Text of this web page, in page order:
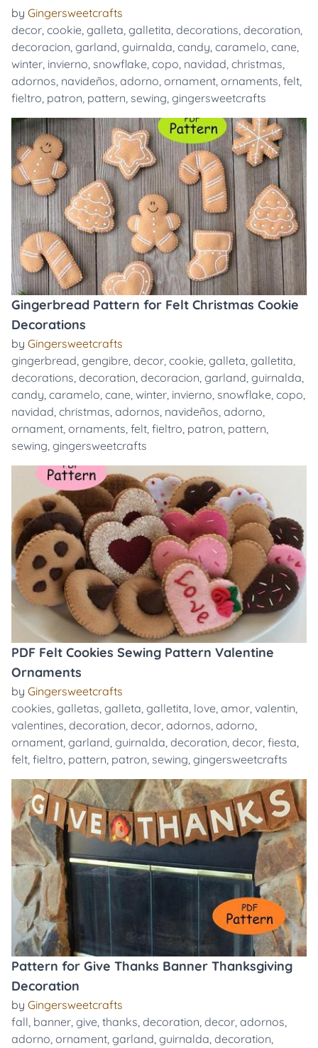
by Gingersweetcrafts
decor, cookie, galleta, galletita, decorations, decoration,
decoracion, garland, guirnalda, candy, caramelo, cane,
winter, invierno, snowflake, copo, navidad, christmas,
adornos, navideños, adorno, ornament, ornaments, felt,
fieltro, patron, pattern, sewing, gingersweetcrafts
Gingerbread Pattern for Felt Christmas Cookie
Decorations
by Gingersweetcrafts
gingerbread, gengibre, decor, cookie, galleta, galletita,
decorations, decoration, decoracion, garland, guirnalda,
candy, caramelo, cane, winter, invierno, snowflake, copo,
navidad, christmas, adornos, navideños, adorno,
ornament, ornaments, felt, fieltro, patron, pattern,
sewing, gingersweetcrafts
PDF Felt Cookies Sewing Pattern Valentine
Ornaments
by Gingersweetcrafts
cookies, galletas, galleta, galletita, love, amor, valentin,
valentines, decoration, decor, adornos, adorno,
ornament, garland, guirnalda, decoration, decor, fiesta,
felt, fieltro, pattern, patron, sewing, gingersweetcrafts
Pattern for Give Thanks Banner Thanksgiving
Decoration
by Gingersweetcrafts
fall, banner, give, thanks, decoration, decor, adornos,
adorno, ornament, garland, guirnalda, decoration,